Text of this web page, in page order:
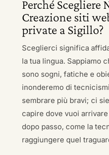
Perché Scegliere
Creazione siti
private a Sigillo?
Sceglierci significa
la tua lingua. Sappiamo
sono sogni, fatiche e
inonderemo di
sembrare più bravi; ci
capire dove vuoi
dopo passo, come la
raggiungere quel